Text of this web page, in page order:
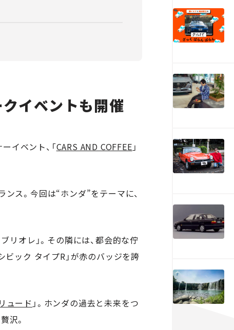
イベントも開催
イベント、「CARS AND COFFEE 」
ス。今回は“ホンダ”をテーマに、
リオレ」。その隣には、都会的な佇
ビック タイプR」が赤のバッジを誇
ュード 」。ホンダの過去と未来をつ
沢。